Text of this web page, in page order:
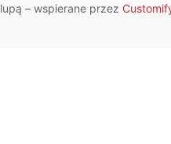
– wspierane przez